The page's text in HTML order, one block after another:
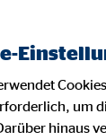
um
hinaus